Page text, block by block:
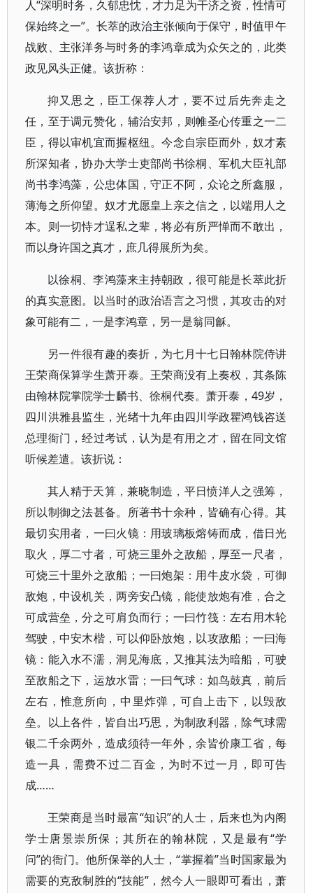
人“深明时务，久郁忠忱，才力足为干济之资，性情可
保始终之一”。长萃的政治主张倾向于保守，时值甲午
战败、主张洋务与时务的李鸿章成为众矢之的，此类
政见风头正健。该折称：
抑又思之，臣工保荐人才，要不过后先奔走之
任，至于调元赞化，辅治安邦，则帷圣心传重之一二
臣，得以审机宜而握枢纽。今念自宗臣而外，奴才素
所深知者，协办大学士吏部尚书徐桐、军机大臣礼部
尚书李鸿藻，公忠体国，守正不阿，众论之所鑫服，
薄海之所仰望。奴才尤愿皇上亲之信之，以端用人之
本。则一切恃才逞私之辈，将必有所严惮而不敢出，
而以身许国之真才，庶几得展所为矣。
以徐桐、李鸿藻来主持朝政，很可能是长萃此折
的真实意图。以当时的政治语言之习惯，其攻击的对
象可能有二，一是李鸿章，另一是翁同龢。
另一件很有趣的奏折，为七月十七日翰林院侍讲
王荣商保算学生萧开泰。王荣商没有上奏权，其条陈
由翰林院掌院学士麟书、徐桐代奏。萧开泰，49岁，
四川洪雅县监生，光绪十九年由四川学政瞿鸿钱咨送
总理衙门，经过考试，认为是有用之才，留在同文馆
听候差遣。该折说：
其人精于天算，兼晓制造，平日愤洋人之强筹，
所以制御之法甚备。所著书十余种，皆确有心得。其
最切实用者，一曰火镜：用玻璃板熔铸而成，借日光
取火，厚二寸者，可烧三里外之敌船，厚至一尺者，
可烧三十里外之敌船；一曰炮架：用牛皮水袋，可御
敌炮，中设机关，两旁安凸镜，能使放炮有准，合之
可成营垒，分之可肩负而行；一曰竹筏：左右用木轮
驾驶，中安木楷，可以仰卧放炮，以攻敌船；一曰海
镜：能入水不濡，洞见海底，又推其法为暗船，可驶
至敌船之下，运放水雷；一曰气球：如鸟鼓真，前后
左右，惟意所向，中里炸弹，可自上击下，以毁敌
垒。以上各件，皆自出巧思，为制敌利器，除气球需
银二千余两外，造成须待一年外，余皆价康工省，每
造一具，需费不过二百金，为时不过一月，即可告
成……
王荣商是当时最富“知识”的人士，后来也为内阁
学士唐景崇所保；其所在的翰林院，又是最有“学
问”的衙门。他所保举的人士，“掌握着”当时国家最为
需要的克敌制胜的“技能”，然今人一眼即可看出，萧